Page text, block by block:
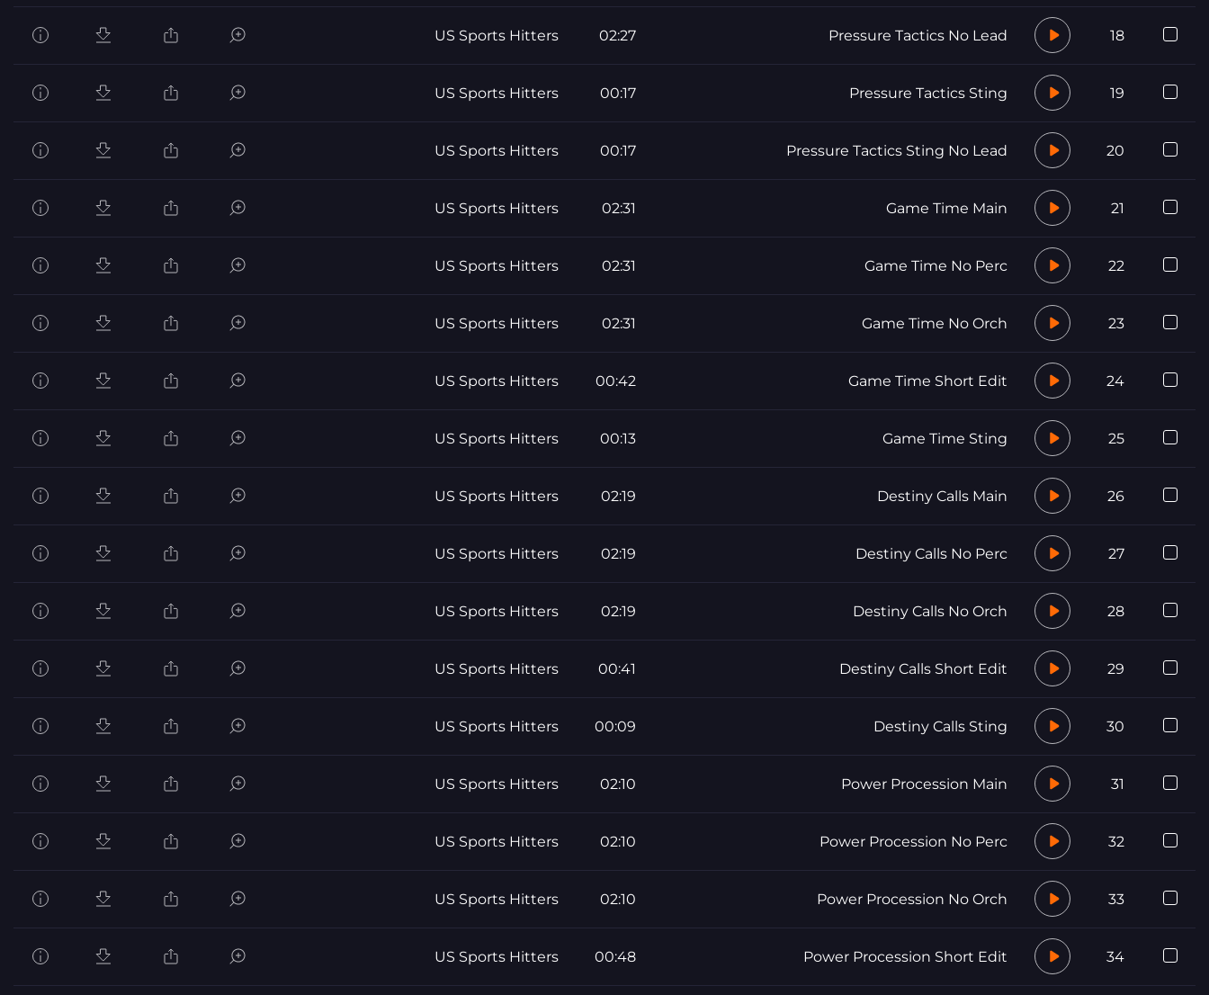
18
Pressure Tactics No Lead
02:27
US Sports Hitters
19
Pressure Tactics Sting
00:17
US Sports Hitters
20
Pressure Tactics Sting No Lead
00:17
US Sports Hitters
21
Game Time Main
02:31
US Sports Hitters
22
Game Time No Perc
02:31
US Sports Hitters
23
Game Time No Orch
02:31
US Sports Hitters
24
Game Time Short Edit
00:42
US Sports Hitters
25
Game Time Sting
00:13
US Sports Hitters
26
Destiny Calls Main
02:19
US Sports Hitters
27
Destiny Calls No Perc
02:19
US Sports Hitters
28
Destiny Calls No Orch
02:19
US Sports Hitters
29
Destiny Calls Short Edit
00:41
US Sports Hitters
30
Destiny Calls Sting
00:09
US Sports Hitters
31
Power Procession Main
02:10
US Sports Hitters
32
Power Procession No Perc
02:10
US Sports Hitters
33
Power Procession No Orch
02:10
US Sports Hitters
34
Power Procession Short Edit
00:48
US Sports Hitters